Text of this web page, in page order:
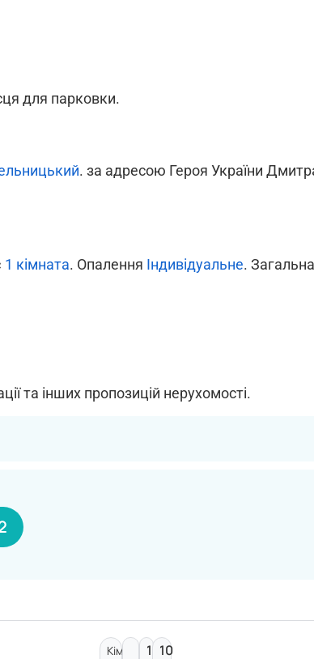
для парковки.
. за адресою Героя України
1 кімната. Опалення Індивідуальне.
та інших пропозицій нерухомості.
Кімнат: 10 10